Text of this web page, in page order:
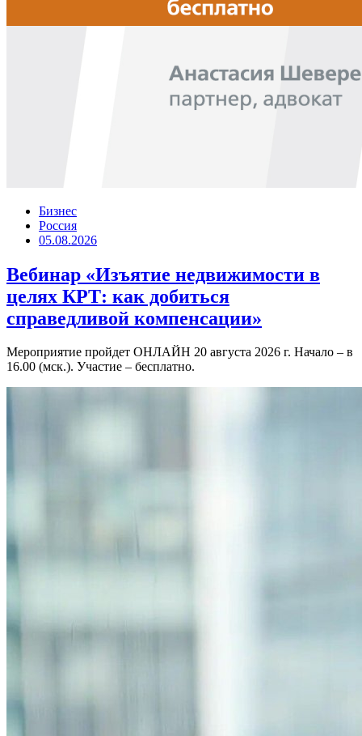
Бизнес
Россия
05.08.2026
Вебинар «Изъятие недвижимости в
целях КРТ: как добиться
справедливой компенсации»
Мероприятие пройдет ОНЛАЙН 20 августа 2026 г. Начало – в
16.00 (мск.). Участие – бесплатно.